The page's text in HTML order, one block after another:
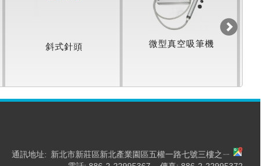
斜式針頭 微型真空吸筆機
通訊地址: 新北市新莊區新北產業園區五權一路七號三樓之ㄧ